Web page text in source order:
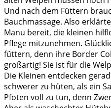
Und nach dem Füttern
Bauchmassage. Also
Manu bereit, die kleinen
Pflege mitzunehmen.
füttern, denn ihre Border
großartig! Sie ist für die
Die Kleinen entdecken
schwerer zu hüten, als ein
Pfoten voll zu tun, denn